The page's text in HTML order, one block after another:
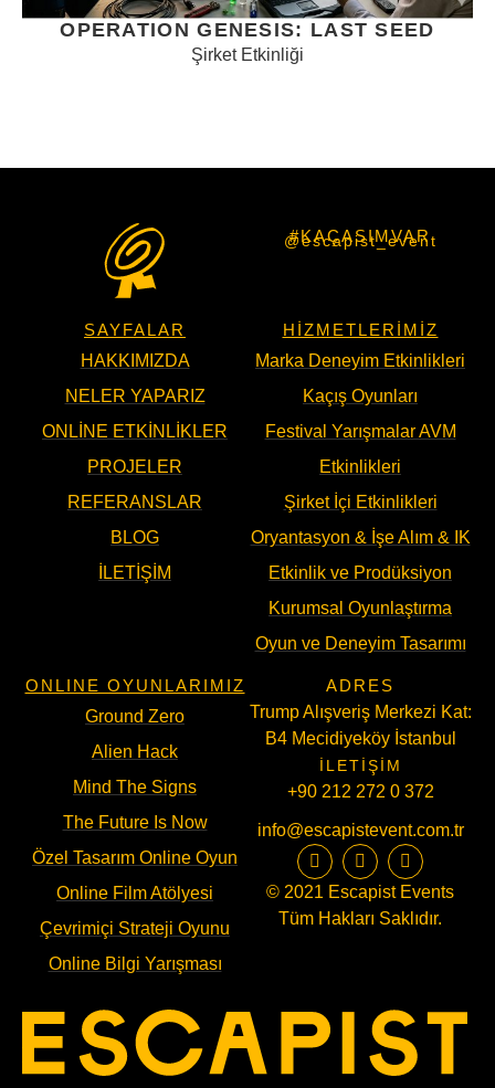
OPERATION GENESIS: LAST SEED
Şirket Etkinliği
#KAÇASIMVAR
@escapist_event
SAYFALAR
HAKKIMIZDA
NELER YAPARIZ
ONLINE ETKINLIKLER
PROJELER
REFERANSLAR
BLOG
İLETIŞIM
HIZMETLERIMIZ
Marka Deneyim Etkinlikleri
Kaçış Oyunları
Festival Yarışmalar AVM
Etkinlikleri
Şirket İçi Etkinlikleri
Oryantasyon & İşe Alım & IK
Etkinlik ve Prodüksiyon
Kurumsal Oyunlaştırma
Oyun ve Deneyim Tasarımı
ONLINE OYUNLARIMIZ
Ground Zero
Alien Hack
Mind The Signs
The Future Is Now
Özel Tasarım Online Oyun
Online Film Atölyesi
Çevrimiçi Strateji Oyunu
Online Bilgi Yarışması
ADRES
Trump Alışveriş Merkezi Kat:
B4 Mecidiyeköy İstanbul
İLETIŞIM
+90 212 272 0 372
info@escapistevent.com.tr
© 2021 Escapist Events
Tüm Hakları Saklıdır.